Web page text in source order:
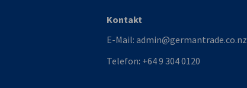
Kontakt
E-Mail: admin@germantrade.co.nz
Telefon: +64 9 304 0120